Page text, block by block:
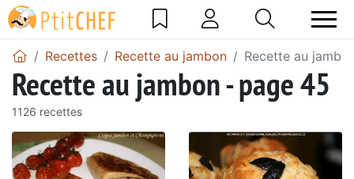
Recettes Recette au jambon Recette au
Recette au jambon - page 45
1126 recettes